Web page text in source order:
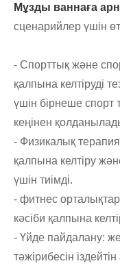
Мұзды ваннаға
сценарийлер үшін
- Спорттық және
қалпына келтіруді
үшін бірнеше
кеңінен
- Физикалық
қалпына келтіру
үшін тиімді.
- фитнес
кәсіби қалпына
- Үйде пайдалану:
тәжірибесін